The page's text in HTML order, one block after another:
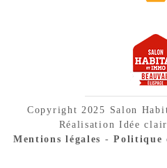
Copyright 2025 Salon
Réalisation Idée
Mentions légales -Politique